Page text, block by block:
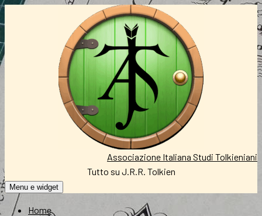
al
contenuto
Associazione Italiana Studi Tolkieniani
Tutto su J.R.R. Tolkien
Menu e widget
Home